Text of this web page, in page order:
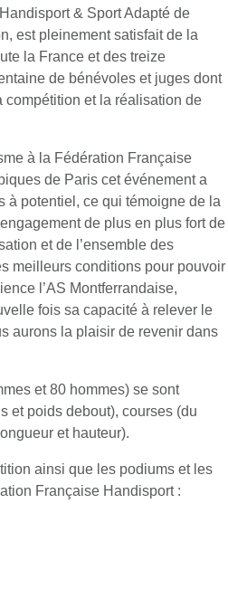
& Sport Adapté de
est pleinement satisfait de la
la France et des treize
de bénévoles et juges dont
compétition et la réalisation de
à la Fédération Française
de Paris cet événement a
à potentiel, ce qui témoigne de la
de plus en plus fort de
et de l’ensemble des
meilleurs conditions pour pouvoir
l’AS Montferrandaise,
fois sa capacité à relever le
aurons la plaisir de revenir dans
et 80 hommes) se sont
et poids debout), courses (du
et hauteur).
ainsi que les podiums et les
Française Handisport :